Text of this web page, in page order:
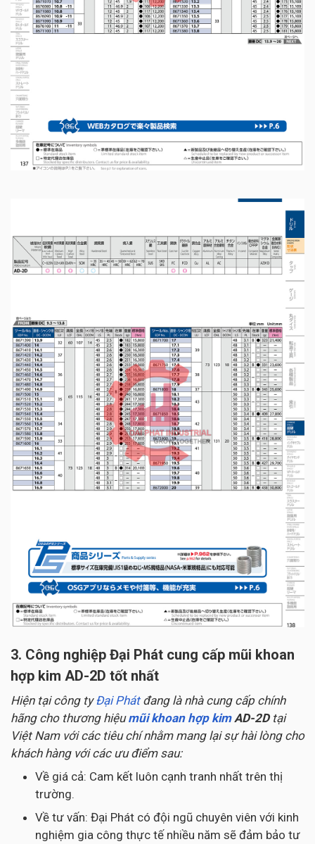
3. Công nghiệp Đại Phát cung cấp mũi khoan
hợp kim AD-2D tốt nhất
Hiện tại công tyĐại Phátđang là nhà cung cấp chính
hãng cho thương hiệu mũi khoan hợp kimAD-2D tại
Việt Nam với các tiêu chí nhằm mang lại sự hài lòng cho
khách hàng với các ưu điểm sau:
Về giá cả: Cam kết luôn cạnh tranh nhất trên thị
trường.
Về tư vấn: Đại Phát có đội ngũ chuyên viên với kinh
nghiệm gia công thực tế nhiều năm sẽ đảm bảo tư